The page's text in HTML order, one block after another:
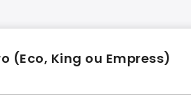
(Eco, King ou Empress)